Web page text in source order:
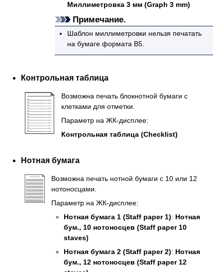
Миллиметровка 3 мм (Graph 3 mm)
Примечание.
Шаблон миллиметровки нельзя печатать
на бумаге формата B5.
Контрольная таблица
Возможна печать блокнотной бумаги с
клетками для отметки.
Параметр на ЖК-дисплее:
Контрольная таблица (Checklist)
Нотная бумага
Возможна печать нотной бумаги с 10 или 12
нотоносцами.
Параметр на ЖК-дисплее:
Нотная бумага 1 (Staff paper 1): Нотная
бум., 10 нотоносцев (Staff paper 10
staves)
Нотная бумага 2 (Staff paper 2): Нотная
бум., 12 нотоносцев (Staff paper 12